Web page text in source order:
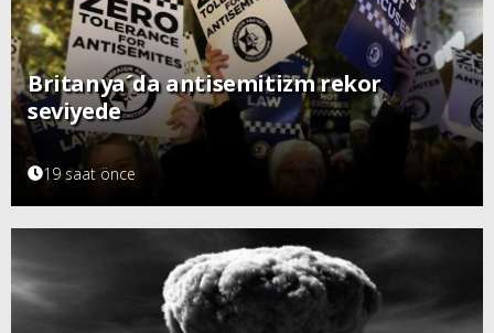
Britanya´da antisemitizm rekor
seviyede
19 saat önce